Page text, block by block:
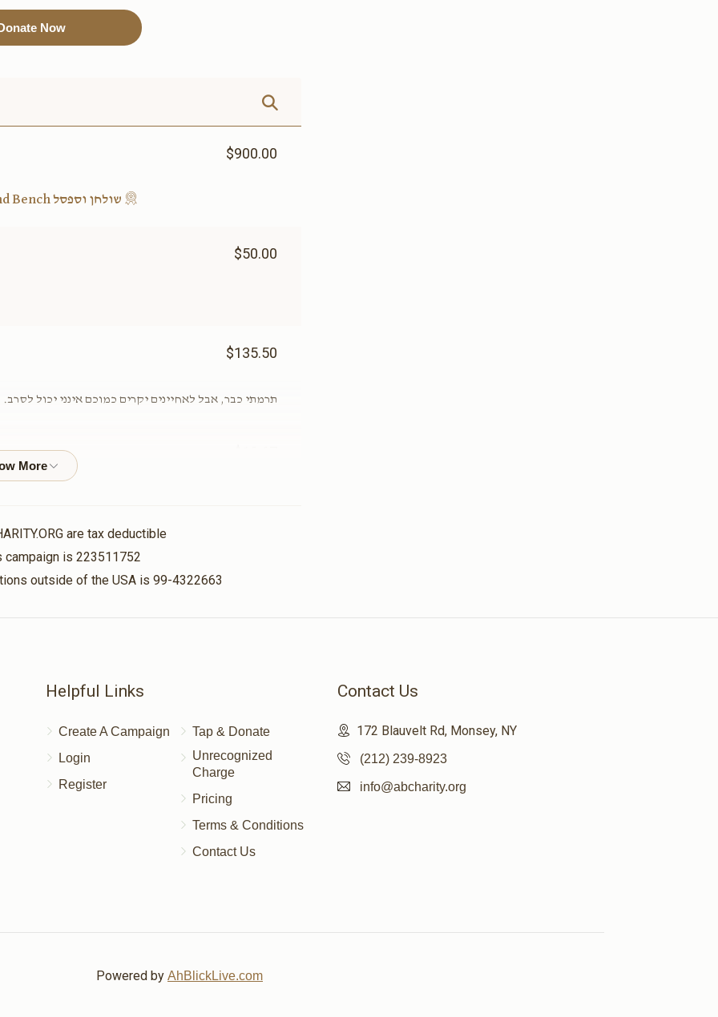
system(אפשרות להקדשה)
$6,000.00
Sold
$6,000.00
להקדשה)
להקדשה)
עזרת נשים(אפשרות להקדשה)
$25,000.00
היכל בית
Now
$900.00
שולחן וספסל Table and Bench(אפשרות להקדשה)
$50.00
$135.50
תרמתי כבר, אבל לאחיינים יקרים כמוכם אינני יכול
מו' הר"ר עזריאל שליט"א- הכרת הטוב,
זכות הכיור
$100.00
$7.00
are tax deductible
campaign is 223511752
outside of the USA is 99-4322663
Helpful Links
Create A Campaign
Login
Register
Tap & Donate
Unrecognized
Charge
Pricing
Terms & Conditions
Contact Us
Contact Us
172 Blauvelt Rd, Monsey, NY
(212) 239-8923
info@abcharity.org
Powered by AhBlickLive.com